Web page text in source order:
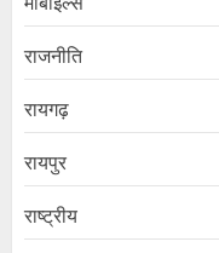
राजनीति
रायगढ़
रायपुर
राष्ट्रीय